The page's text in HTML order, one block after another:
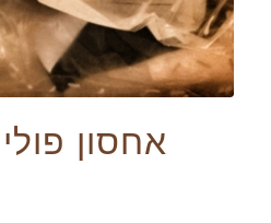
אחסון